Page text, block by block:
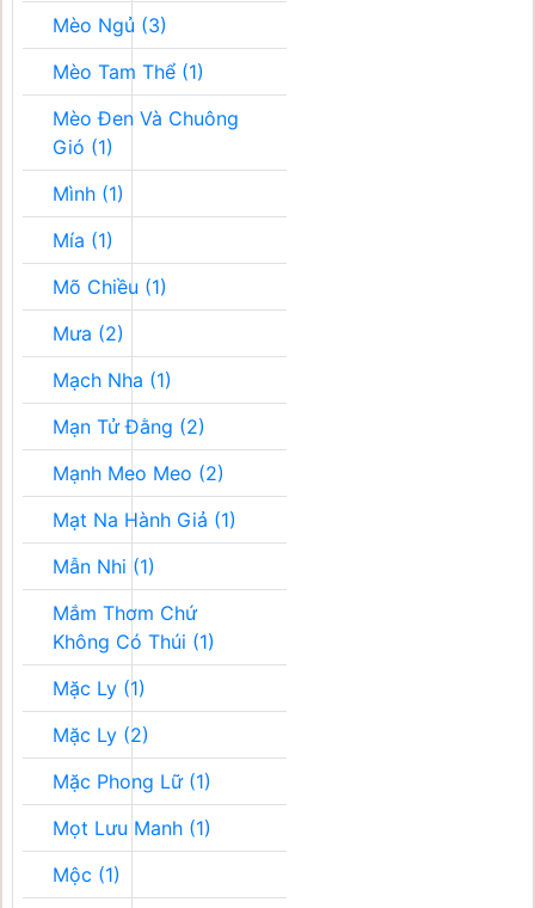
Mèo Ngủ (3)
Mèo Tam Thể (1)
Mèo Đen Và Chuông
Gió (1)
Mình (1)
Mía (1)
Mõ Chiều (1)
Mưa (2)
Mạch Nha (1)
Mạn Tử Đằng (2)
Mạnh Meo Meo (2)
Mạt Na Hành Giả (1)
Mẫn Nhi (1)
Mắm Thơm Chứ
Không Có Thúi (1)
Mặc Ly (1)
Mặc Ly (2)
Mặc Phong Lữ (1)
Mọt Lưu Manh (1)
Mộc (1)